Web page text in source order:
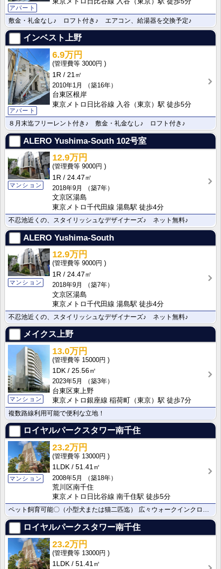
アパート
敷金・礼金なし♪ ロフト付き♪ エアコン、給湯器を交換予定♪
インベスト上野
アパート
6.9万円
3000円
1R
21㎡
2010年1月
（築16年）
台東区根岸
東京メトロ日比谷線 入谷（東京）駅 徒歩5分
８月末迄フリーレント付き♪ 敷金・礼金なし♪ ロフト付き♪
ALERO Yushima-South 102号室
マンション
12.9万円
9000円
1R
24.47㎡
2018年9月
（築7年）
文京区湯島
東京メトロ千代田線 湯島駅 徒歩4分
不忍池近くの、スタイリッシュなデザイナーズ♪ ネット無料♪
ALERO Yushima-South
マンション
12.9万円
9000円
1R
24.47㎡
2018年9月
（築7年）
文京区湯島
東京メトロ千代田線 湯島駅 徒歩4分
不忍池近くの、スタイリッシュなデザイナーズ♪ ネット無料♪
メイクス上野
マンション
13.0万円
15000円
1DK
25.56㎡
2023年5月
（築3年）
台東区東上野
東京メトロ銀座線 稲荷町（東京）駅 徒歩7分
複数路線利用可能で便利な立地！
ロイヤルパークスタワー南千住
マンション
23.2万円
13000円
1LDK
51.41㎡
2008年5月
（築18年）
荒川区南千住
東京メトロ日比谷線 南千住駅 徒歩5分
ペット飼育可能〇（小型犬または猫二匹迄） 広々ウォークインクローゼット付きの2LDK！
ロイヤルパークスタワー南千住
23.2万円
13000円
1LDK
51.41㎡